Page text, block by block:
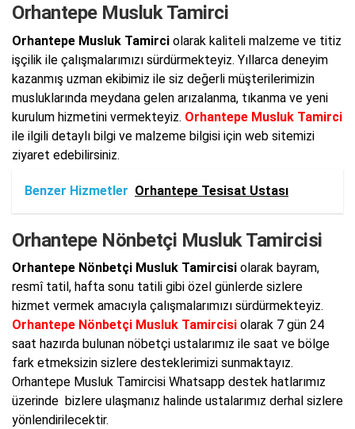
Orhantepe Musluk Tamirci
Orhantepe Musluk Tamirci olarak kaliteli malzeme ve titiz
işçilik ile çalışmalarımızı sürdürmekteyiz. Yıllarca deneyim
kazanmış uzman ekibimiz ile siz değerli müşterilerimizin
musluklarında meydana gelen arızalanma, tıkanma ve yeni
kurulum hizmetini vermekteyiz. Orhantepe Musluk Tamirci
ile ilgili detaylı bilgi ve malzeme bilgisi için web sitemizi
ziyaret edebilirsiniz.
Benzer Hizmetler Orhantepe Tesisat Ustası
Orhantepe Nönbetçi Musluk Tamircisi
Orhantepe Nönbetçi Musluk Tamircisi olarak bayram,
resmî tatil, hafta sonu tatili gibi özel günlerde sizlere
hizmet vermek amacıyla çalışmalarımızı sürdürmekteyiz.
Orhantepe Nönbetçi Musluk Tamircisi olarak 7 gün 24
saat hazırda bulunan nöbetçi ustalarımız ile saat ve bölge
fark etmeksizin sizlere desteklerimizi sunmaktayız.
Orhantepe Musluk Tamircisi Whatsapp destek hatlarımız
üzerinde bizlere ulaşmanız halinde ustalarımız derhal sizlere
yönlendirilecektir.